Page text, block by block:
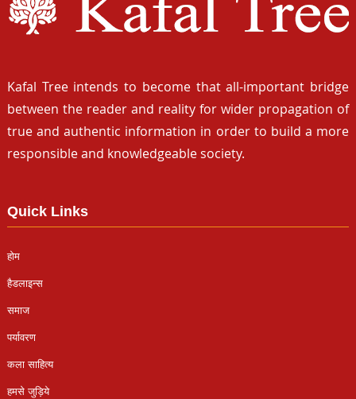
Kafal Tree intends to become that all-important bridge
between the reader and reality for wider propagation of
true and authentic information in order to build a more
responsible and knowledgeable society.
Quick Links
होम
हैडलाइन्स
समाज
पर्यावरण
कला साहित्य
हमसे जुड़िये